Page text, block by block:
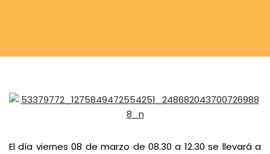
El día viernes 08 de marzo de 08.30 a 12.30 se llevará a